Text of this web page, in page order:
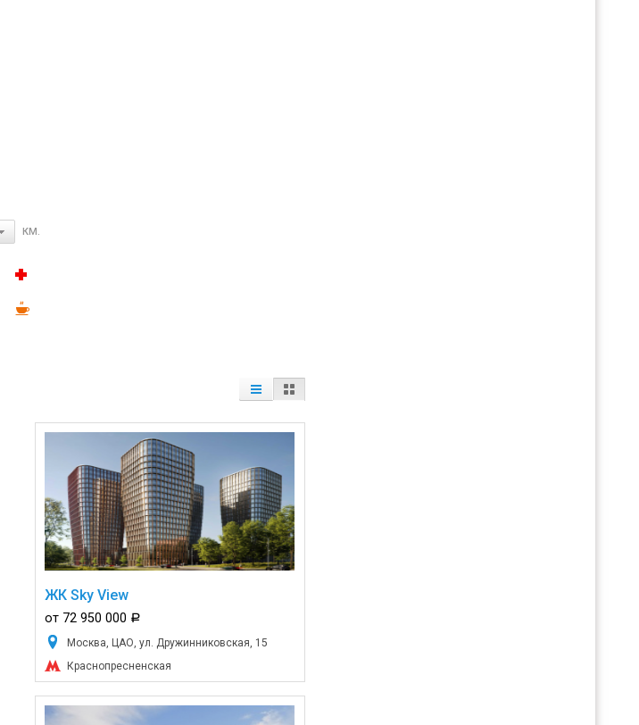
КМ.
ЖК Sky View
от 72 950 000 a
Москва, ЦАО, ул. Дружинниковская, 15
Краснопресненская